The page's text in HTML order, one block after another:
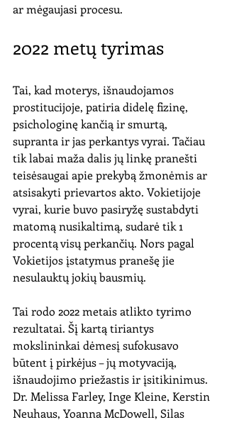
ar mėgaujasi procesu.
2022 metų tyrimas
Tai, kad moterys, išnaudojamos
prostitucijoje, patiria didelę fizinę,
psichologinę kančią ir smurtą,
supranta ir jas perkantys vyrai. Tačiau
tik labai maža dalis jų linkę pranešti
teisėsaugai apie prekybą žmonėmis ar
atsisakyti prievartos akto. Vokietijoje
vyrai, kurie buvo pasiryžę sustabdyti
matomą nusikaltimą, sudarė tik 1
procentą visų perkančių. Nors pagal
Vokietijos įstatymus pranešę jie
nesulauktų jokių bausmių.
Tai rodo 2022 metais atlikto tyrimo
rezultatai. Šį kartą tiriantys
mokslininkai dėmesį sufokusavo
būtent į pirkėjus – jų motyvaciją,
išnaudojimo priežastis ir įsitikinimus.
Dr. Melissa Farley, Inge Kleine, Kerstin
Neuhaus, Yoanna McDowell, Silas